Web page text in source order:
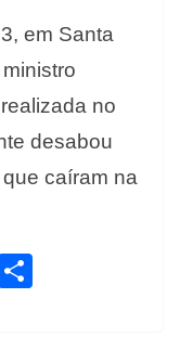
em Santa
no
desabou
caíram na